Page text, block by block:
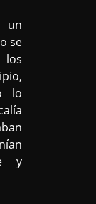
un
se
lo
y